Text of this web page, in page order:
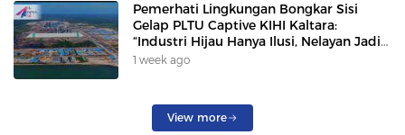
Pemerhati Lingkungan Bongkar Sisi
Gelap PLTU Captive KIHI Kaltara:
“Industri Hijau Hanya Ilusi, Nelayan Jadi
Korban”
1 week ago
View more